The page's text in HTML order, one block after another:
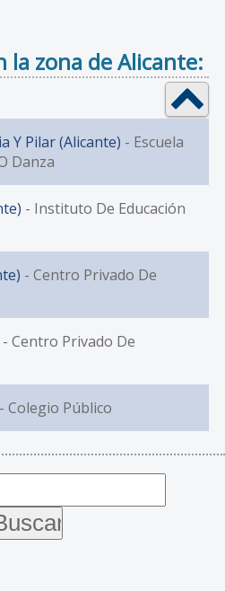
la zona de Alicante:
Y Pilar (Alicante) - Escuela
Danza
- Instituto De Educación
- Centro Privado De
- Centro Privado De
- Colegio Público